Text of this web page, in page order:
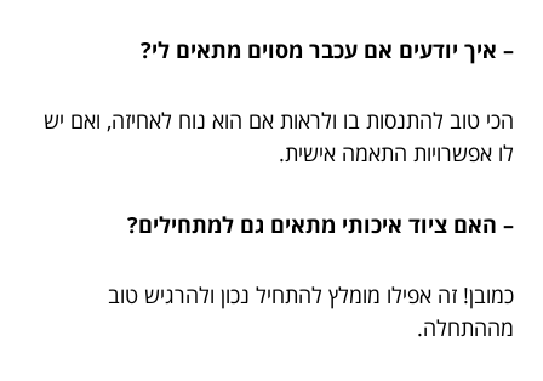
– איך יודעים אם עכבר מסוים מתאים לי?
הכי טוב להתנסות בו ולראות אם הוא נוח לאחיזה, ואם יש
לו אפשרויות התאמה אישית.
– האם ציוד איכותי מתאים גם למתחילים?
כמובן! זה אפילו מומלץ להתחיל נכון ולהרגיש טוב
מההתחלה.